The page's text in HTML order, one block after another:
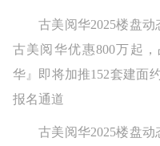
古美阅华2025楼盘动
古美阅华优惠800万起
华』即将加推152套建面
报名通道
古美阅华2025楼盘动